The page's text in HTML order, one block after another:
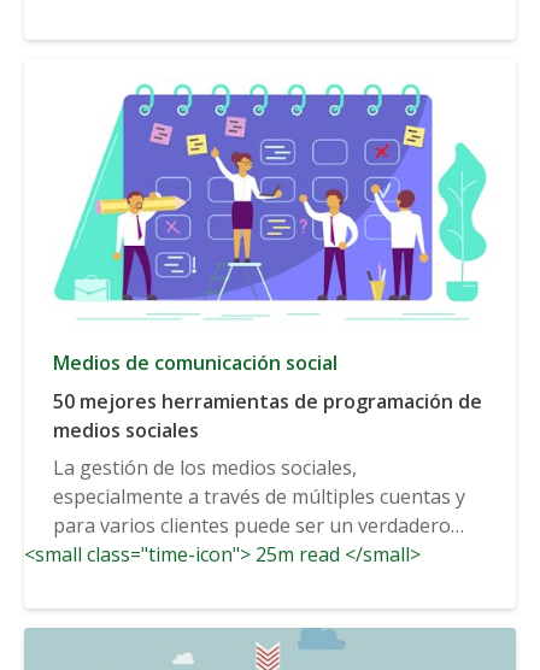
Medios de comunicación social
50 mejores herramientas de programación de
medios sociales
La gestión de los medios sociales,
especialmente a través de múltiples cuentas y
para varios clientes puede ser un verdadero
desafío...
<small class="time-icon"> 25m read </small>